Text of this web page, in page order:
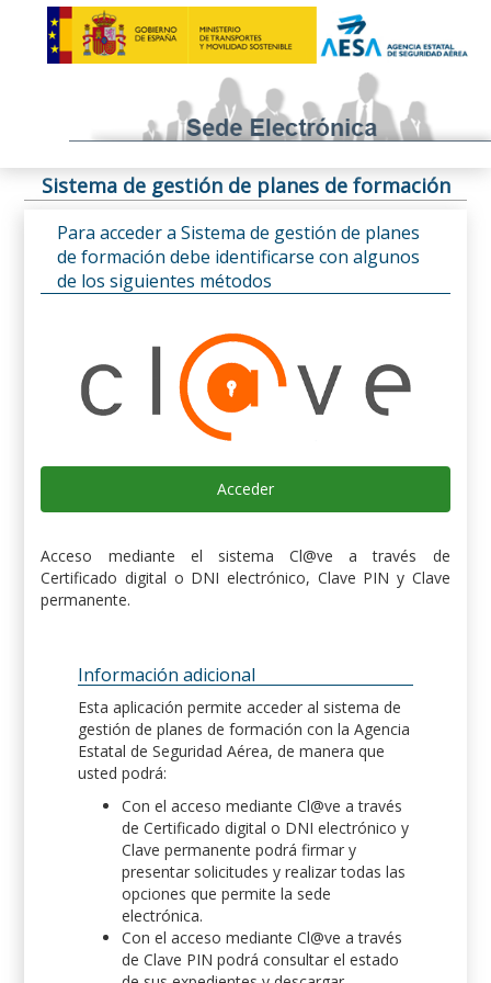
Sistema de gestión de planes de formación
Para acceder a Sistema de gestión de planes
de formación debe identificarse con algunos
de los siguientes métodos
Acceder
Acceso mediante el sistema Cl@ve a través de
Certificado digital o DNI electrónico, Clave PIN y Clave
permanente.
Información adicional
Esta aplicación permite acceder al sistema de
gestión de planes de formación con la Agencia
Estatal de Seguridad Aérea, de manera que
usted podrá:
Con el acceso mediante Cl@ve a través
de Certificado digital o DNI electrónico y
Clave permanente podrá firmar y
presentar solicitudes y realizar todas las
opciones que permite la sede
electrónica.
Con el acceso mediante Cl@ve a través
de Clave PIN podrá consultar el estado